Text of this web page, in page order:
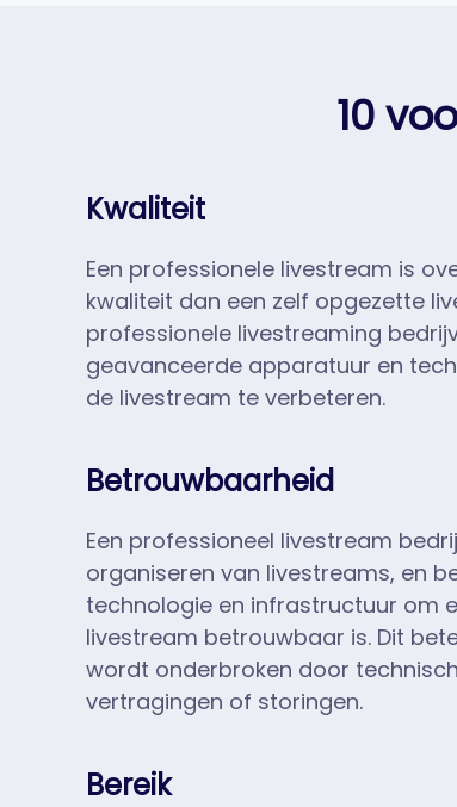
10
Kwaliteit
Een professionele livestream is
kwaliteit dan een zelf opgezette
professionele livestreaming
geavanceerde apparatuur en
de livestream te verbeteren.
Betrouwbaarheid
Een professioneel livestream
organiseren van livestreams, en
technologie en infrastructuur om
livestream betrouwbaar is. Dit
wordt onderbroken door
vertragingen of storingen.
Bereik